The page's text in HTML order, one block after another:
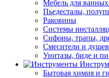
Мебель для
Пьедесталы,
Раковины
Системы
Сифоны, трапы,
Смесители и
Унитазы, биде и
Бытовая химия и